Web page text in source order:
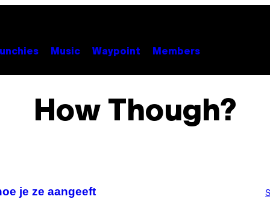
Music Waypoint Members
How Though?
je ze aangeeft